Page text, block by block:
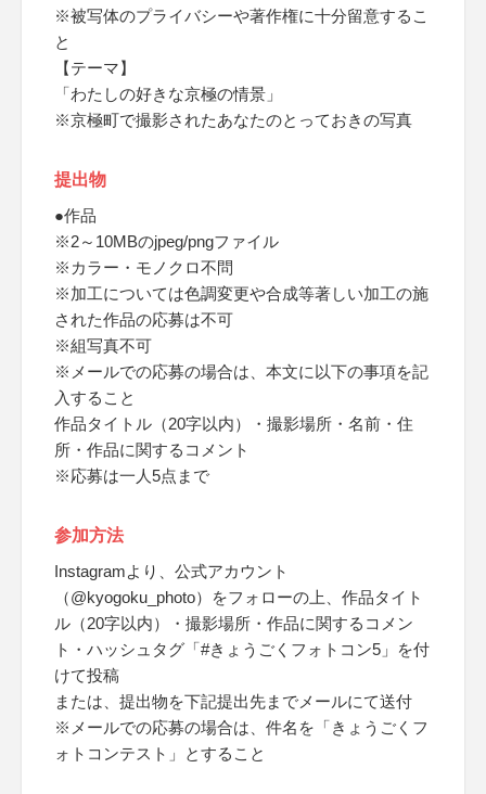
※被写体のプライバシーや著作権に十分留意するこ
と
【テーマ】
「わたしの好きな京極の情景」
※京極町で撮影されたあなたのとっておきの写真
提出物
●作品
※2～10MBのjpeg/pngファイル
※カラー・モノクロ不問
※加工については色調変更や合成等著しい加工の施
された作品の応募は不可
※組写真不可
※メールでの応募の場合は、本文に以下の事項を記
入すること
作品タイトル（20字以内）・撮影場所・名前・住
所・作品に関するコメント
※応募は一人5点まで
参加方法
Instagramより、公式アカウント
（@kyogoku_photo）をフォローの上、作品タイト
ル（20字以内）・撮影場所・作品に関するコメン
ト・ハッシュタグ「#きょうごくフォトコン5」を付
けて投稿
または、提出物を下記提出先までメールにて送付
※メールでの応募の場合は、件名を「きょうごくフ
ォトコンテスト」とすること